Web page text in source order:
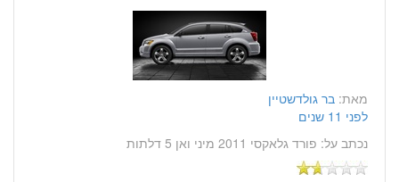
מאת: בר גולדשטיין
לפני 11 שנים
נכתב על: פורד גלאקסי 2011 מיני ואן 5 דלתות